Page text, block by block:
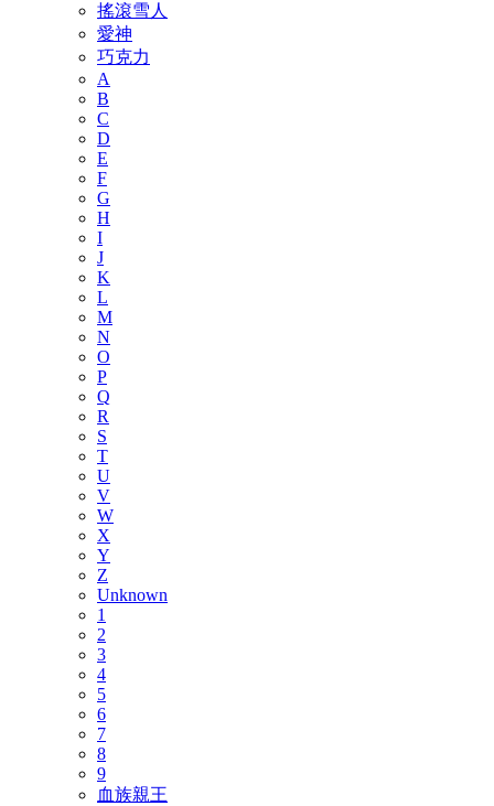
搖滾雪人
愛神
巧克力
A
B
C
D
E
F
G
H
I
J
K
L
M
N
O
P
Q
R
S
T
U
V
W
X
Y
Z
Unknown
1
2
3
4
5
6
7
8
9
血族親王